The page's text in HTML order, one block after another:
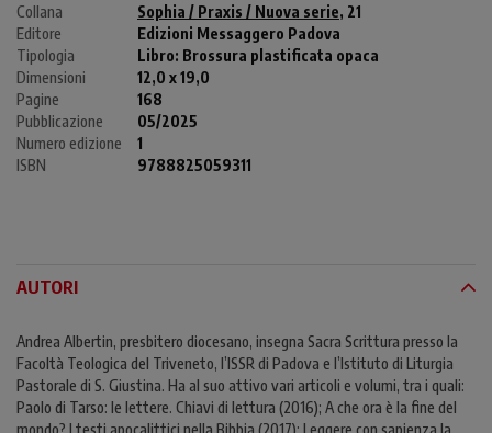
Collana
Sophia / Praxis / Nuova serie, 21
Editore
Edizioni Messaggero Padova
Tipologia
Libro: Brossura plastificata opaca
Dimensioni
12,0 x 19,0
Pagine
168
Pubblicazione
05/2025
Numero edizione
1
ISBN
9788825059311
AUTORI
Andrea Albertin, presbitero diocesano, insegna Sacra Scrittura presso la
Facoltà Teologica del Triveneto, l’ISSR di Padova e l’Istituto di Liturgia
Pastorale di S. Giustina. Ha al suo attivo vari articoli e volumi, tra i quali:
Paolo di Tarso: le lettere. Chiavi di lettura (2016); A che ora è la fine del
mondo? I testi apocalittici nella Bibbia (2017); Leggere con sapienza la